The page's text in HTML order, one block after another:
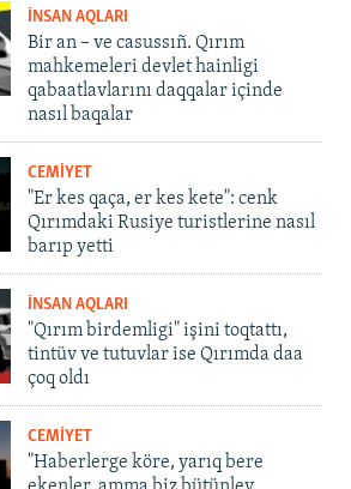
İNSAN AQLARI
Bir an – ve casussıñ. Qırım
mahkemeleri devlet hainligi
qabaatlavlarını daqqalar içinde
nasıl baqalar
CEMİYET
"Er kes qaça, er kes kete": cenk
Qırımdaki Rusiye turistlerine nasıl
barıp yetti
İNSAN AQLARI
"Qırım birdemligi" işini toqtattı,
tintüv ve tutuvlar ise Qırımda daa
çoq oldı
CEMİYET
"Haberlerge köre, yarıq bere